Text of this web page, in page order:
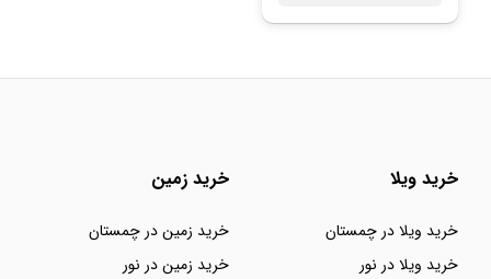
خرید ویلا
خرید ویلا در چمستان
خرید ویلا در نور
خرید زمین
خرید زمین در چمستان
خرید زمین در نور